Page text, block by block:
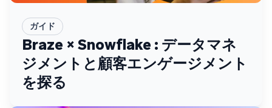
ガイド
Braze × Snowflake : データマネ
ジメントと顧客エンゲージメント
を探る